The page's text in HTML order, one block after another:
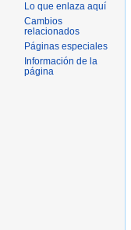
Lo que enlaza aquí
Cambios
relacionados
Páginas especiales
Información de la
página